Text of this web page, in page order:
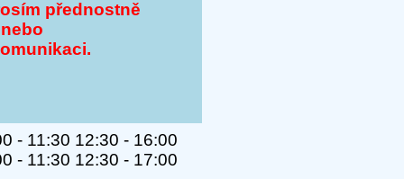
přednostně
- 11:30 12:30 - 16:00
- 11:30 12:30 - 17:00